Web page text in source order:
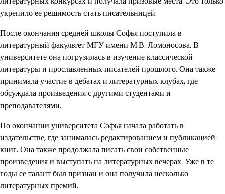
укрепило ее решимость стать писательницей.
После окончания средней школы Софья поступила в
литературный факультет МГУ имени М.В. Ломоносова. В
университете она погрузилась в изучение классической
литературы и прославленных писателей прошлого. Она также
принимала участие в дебатах и литературных клубах, где
обсуждала произведения с другими студентами и
преподавателями.
По окончании университета Софья начала работать в
издательстве, где занималась редактированием и публикацией
книг. Она также продолжала писать свои собственные
произведения и выступать на литературных вечерах. Уже в те
годы ее талант был признан и она получила несколько
литературных премий.